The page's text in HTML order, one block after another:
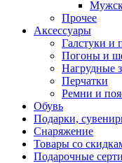
Прочее
Аксессуары
Галстуки и
Погоны и
Нагрудные
Перчатки
Ремни и
Обувь
Подарки,
Снаряжение
Товары со
Подарочные